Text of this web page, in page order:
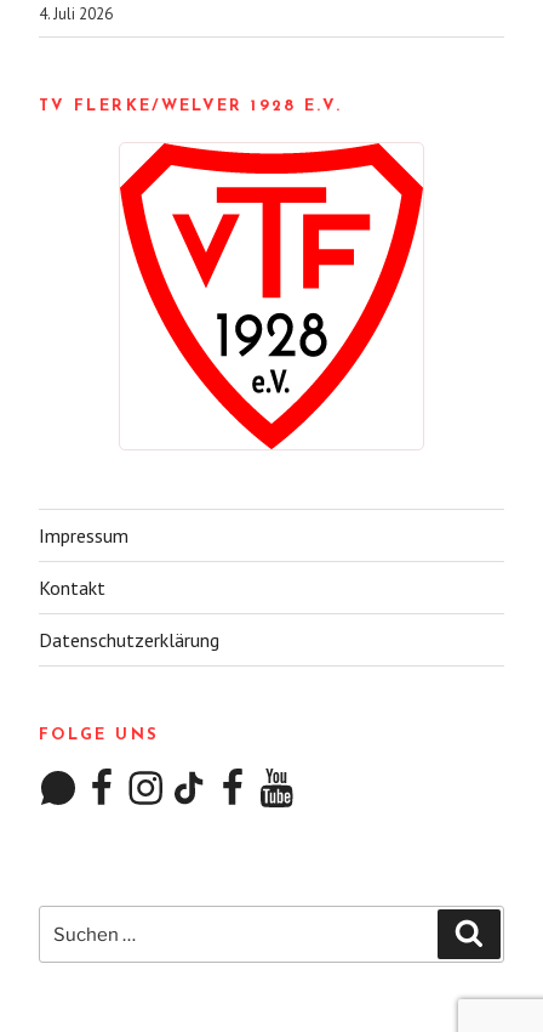
4. Juli 2026
TV FLERKE/WELVER 1928 E.V.
Impressum
Kontakt
Datenschutzerklärung
FOLGE UNS
WhatsAppFacebookInstagram
TikTok FacebookYouTube
Suchen